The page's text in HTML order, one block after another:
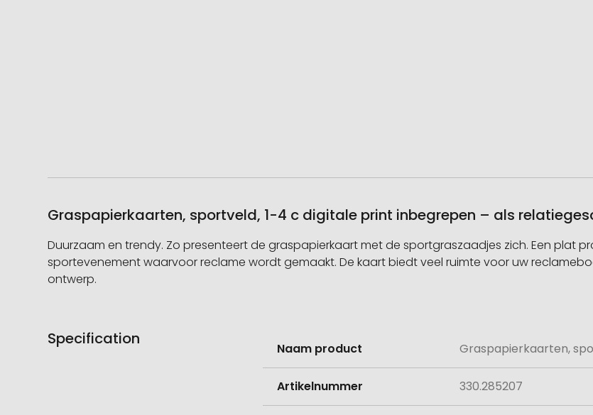
Graspapierkaarten, sportveld, 1-4 c digitale print inbegrepen – als
Duurzaam en trendy. Zo presenteert de graspapierkaart met de sportgraszaadjes zich. Een plat
sportevenement waarvoor reclame wordt gemaakt. De kaart biedt veel ruimte voor uw
ontwerp.
Specification
informatie
Naam product Graspapierkaarten,
Artikelnummer 330.285207